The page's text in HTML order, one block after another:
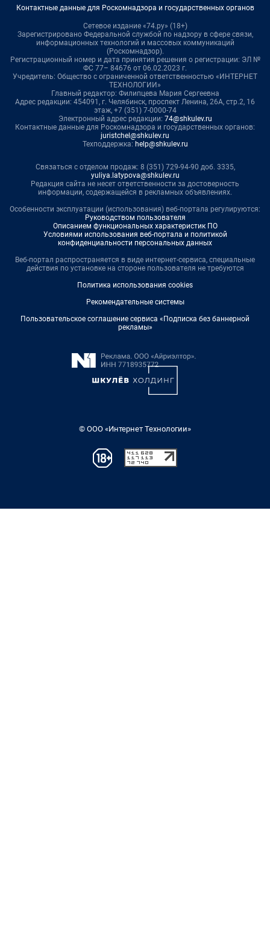
Контактные данные для Роскомнадзора и государственных органов
Сетевое издание «74.ру» (18+)
Зарегистрировано Федеральной службой по надзору в сфере связи,
информационных технологий и массовых коммуникаций
(Роскомнадзор).
Регистрационный номер и дата принятия решения о регистрации: ЭЛ №
ФС 77– 84676 от 06.02.2023 г.
Учредитель: Общество с ограниченной ответственностью «ИНТЕРНЕТ
ТЕХНОЛОГИИ»
Главный редактор: Филипцева Мария Сергеевна
Адрес редакции: 454091, г. Челябинск, проспект Ленина, 26А, стр.2, 16
этаж, +7 (351) 7-0000-74
Электронный адрес редакции: 74@shkulev.ru
Контактные данные для Роскомнадзора и государственных органов:
juristchel@shkulev.ru
Техподдержка: help@shkulev.ru
Связаться с отделом продаж: 8 (351) 729-94-90 доб. 3335,
yuliya.latypova@shkulev.ru
Редакция сайта не несет ответственности за достоверность
информации, содержащейся в рекламных объявлениях.
Особенности эксплуатации (использования) веб-портала регулируются:
Руководством пользователя
Описанием функциональных характеристик ПО
Условиями использования веб-портала и политикой
конфиденциальности персональных данных
Веб-портал распространяется в виде интернет-сервиса, специальные
действия по установке на стороне пользователя не требуются
Политика использования cookies
Рекомендательные системы
Пользовательское соглашение сервиса «Подписка без баннерной
рекламы»
© ООО «Интернет Технологии»